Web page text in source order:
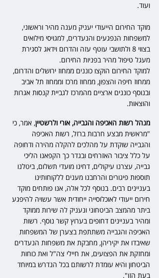
ועוד.
מוקד החירום הייעודי יעניק מענה מהיר וראשוני,
למשפחות הנפגעים והנעדרים, למגויסי מילואים
בצווי 8 ולתושבי עוטף עזה והדרום וידאג לסגירת
מעגל טיפול מהיר בפניות החירום.
למוקד החירום הוקצו כוננים ממחוז ירושלים והדרום,
ממחוז חיפה והצפון, ממחוז מרכז וממחוז תל אביב
ובנוסף כוננים ארציים מהמרכז לגביית קנסות אגרות
והוצאות.
מנהל רשות האכיפה והגבייה, אורי ולרשטיין, אמר, כי
"מראשית מבצע חרבות ברזל, רשות האכיפה
והגבייה שוקדת על מהלכים להקלה מהירה ודחופה
על כלל ציבור האזרחים ובגדר כך הקפאנו הליכי
גבייה, עצרנו עיקולים, דחינו מועדי תשלום, ביטלנו
תוספות פיגורים והרחבנו מענים ללקוחותינו
בעניינים רבים. בנוסף לכל אלה, אנו פותחים מוקד
חירום ייעודי לאוכלוסייה ייחודית אשר עשויה להיפגע
ביתר מהמצב הביטחוני ונעניק לה שירות ממוקד
ומהיר בעניינים דחופים בערוץ קשר נוסף. רשות
האכיפה והגבייה משתתפת בצערן של המשפחות
שאיבדו את יקיריהן, מחבקת את משפחות הנעדרים
ומחזקת את הפצועים, את חיילי צה"ל ואת כוחות
הביטחון והיא עומדת לרשותם בכל הנדרש במיוחד
בעת הזו".